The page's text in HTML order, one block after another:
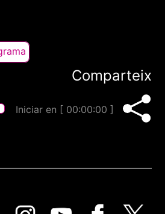
Comparteix
Iniciar en [ 00:00:00 ]